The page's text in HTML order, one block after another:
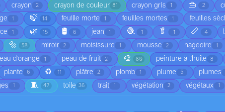
crayon 2 crayon de couleur 81 crayon gris 1 👜 2
1 🍃 14 feuille morte 1 feuilles mortes 1 feuilles
1 🌿 15 🛢️ 6 jean 1 🧶 1 🥬 1 📏 4
🔩 58 miroir 2 moisissure 1 mousse 2 nageoire 1
d'orange 1 peau de fruit 2 🎨 80 peinture à l'huile 8
plante 6 ♻️ 11 plâtre 2 plomb 1 plume 5 plumes
1 🧵 47 toile 36 trait 1 végétation 2 végétaux 1